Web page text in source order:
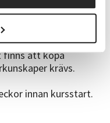
dig. Då man
oftast en
finns i ett flertal
finns att köpa
krävs.
innan kursstart.